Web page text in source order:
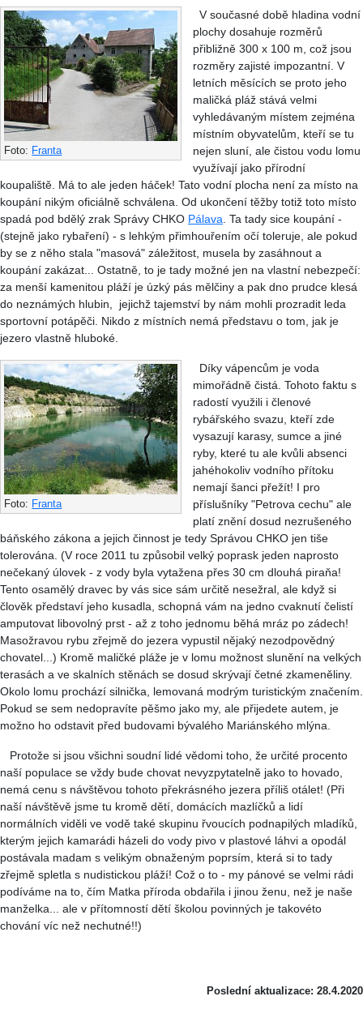
Foto: Franta
V současné době hladina vodní
plochy dosahuje rozměrů
přibližně 300 x 100 m, což jsou
rozměry zajisté impozantní. V
letních měsících se proto jeho
maličká pláž stává velmi
vyhledávaným místem zejména
místním obyvatelům, kteří se tu
nejen sluní, ale čistou vodu lomu
využívají jako přírodní
koupaliště. Má to ale jeden háček! Tato vodní plocha není za místo na
koupání nikým oficiálně schválena. Od ukončení těžby totiž toto místo
spadá pod bdělý zrak Správy CHKO Pálava . Ta tady sice koupání -
(stejně jako rybaření) - s lehkým přimhouřením očí toleruje, ale pokud
by se z něho stala "masová" záležitost, musela by zasáhnout a
koupání zakázat... Ostatně, to je tady možné jen na vlastní nebezpečí:
za menší kamenitou pláží je úzký pás mělčiny a pak dno prudce klesá
do neznámých hlubin, jejichž tajemství by nám mohli prozradit leda
sportovní potápěči. Nikdo z místních nemá představu o tom, jak je
jezero vlastně hluboké.
Foto: Franta
Díky vápencům je voda
mimořádně čistá. Tohoto faktu s
radostí využili i členové
rybářského svazu, kteří zde
vysazují karasy, sumce a jiné
ryby, které tu ale kvůli absenci
jahéhokoliv vodního přítoku
nemají šanci přežít! I pro
příslušníky "Petrova cechu" ale
platí znění dosud nezrušeného
báňského zákona a jejich činnost je tedy Správou CHKO jen tiše
tolerována. (V roce 2011 tu způsobil velký poprask jeden naprosto
nečekaný úlovek - z vody byla vytažena přes 30 cm dlouhá piraňa!
Tento osamělý dravec by vás sice sám určitě nesežral, ale když si
člověk představí jeho kusadla, schopná vám na jedno cvaknutí čelistí
amputovat libovolný prst - až z toho jednomu běhá mráz po zádech!
Masožravou rybu zřejmě do jezera vypustil nějaký nezodpovědný
chovatel...) Kromě maličké pláže je v lomu možnost slunění na velkých
terasách a ve skalních stěnách se dosud skrývají četné zkameněliny.
Okolo lomu prochází silnička, lemovaná modrým turistickým značením.
Pokud se sem nedopravíte pěšmo jako my, ale přijedete autem, je
možno ho odstavit před budovami bývalého Mariánského mlýna.
Protože si jsou všichni soudní lidé vědomi toho, že určité procento
naší populace se vždy bude chovat nevyzpytatelně jako to hovado,
nemá cenu s návštěvou tohoto překrásného jezera příliš otálet! (Při
naší návštěvě jsme tu kromě dětí, domácích mazlíčků a lidí
normálních viděli ve vodě také skupinu řvoucích podnapilých mladíků,
kterým jejich kamarádi házeli do vody pivo v plastové láhvi a opodál
postávala madam s velikým obnaženým poprsím, která si to tady
zřejmě spletla s nudistickou pláží! Což o to - my pánové se velmi rádi
podíváme na to, čím Matka příroda obdařila i jinou ženu, než je naše
manželka... ale v přítomností dětí školou povinných je takovéto
chování víc než nechutné!!)
Poslední aktualizace: 28.4.2020